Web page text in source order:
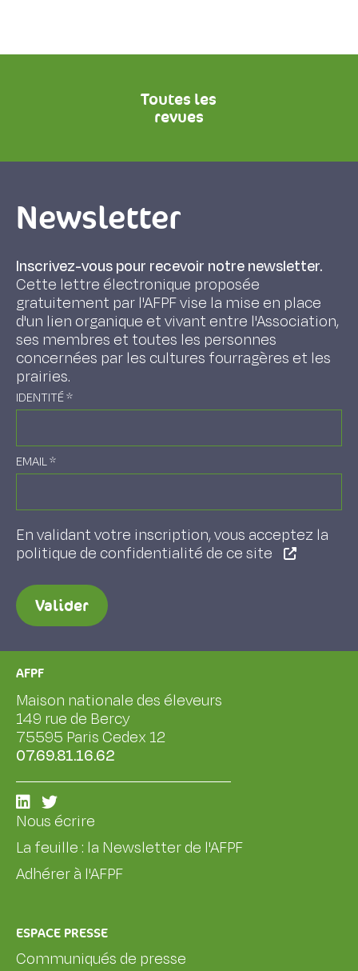
Toutes les
revues
Newsletter
Inscrivez-vous pour recevoir notre newsletter.
Cette lettre électronique proposée
gratuitement par l'AFPF vise la mise en place
d'un lien organique et vivant entre l'Association,
ses membres et toutes les personnes
concernées par les cultures fourragères et les
prairies.
IDENTITÉ*
EMAIL*
En validant votre inscription, vous acceptez la
politique de confidentialité de ce site
Valider
AFPF
Maison nationale des éleveurs
149 rue de Bercy
75595 Paris Cedex 12
07.69.81.16.62
Nous écrire
La feuille : la Newsletter de l'AFPF
Adhérer à l'AFPF
ESPACE PRESSE
Communiqués de presse